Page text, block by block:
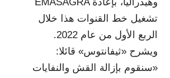
تشغيل خط القنوات هذا خلال
الربع الأول من عام 2022.
ويشرح «ثيفانتوس» قائلا:
«سنقوم بإزالة القش والنفايات